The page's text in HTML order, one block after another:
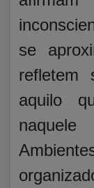
se
refletem
aquilo